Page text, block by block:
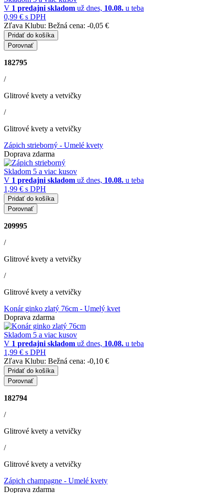
V 1 predajni skladom už dnes, 10.08. u teba
0,99 € s DPH
Zľava Klubu: Bežná cena: -0,05 €
Pridať do košíka
Porovnať
182795
/
Glitrové kvety a vetvičky
/
Glitrové kvety a vetvičky
Zápich strieborný - Umelé kvety
Doprava zdarma
Skladom 5 a viac kusov
V 1 predajni skladom už dnes, 10.08. u teba
1,99 € s DPH
Pridať do košíka
Porovnať
209995
/
Glitrové kvety a vetvičky
/
Glitrové kvety a vetvičky
Konár ginko zlatý 76cm - Umelý kvet
Doprava zdarma
Skladom 5 a viac kusov
V 1 predajni skladom už dnes, 10.08. u teba
1,99 € s DPH
Zľava Klubu: Bežná cena: -0,10 €
Pridať do košíka
Porovnať
182794
/
Glitrové kvety a vetvičky
/
Glitrové kvety a vetvičky
Zápich champagne - Umelé kvety
Doprava zdarma